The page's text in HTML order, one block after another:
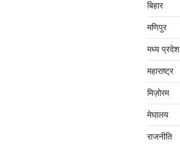
बिहार
मणिपुर
मध्‍य प्रदेश
महाराष्‍ट्र
मिज़ोरम
मेघालय
राजनीति